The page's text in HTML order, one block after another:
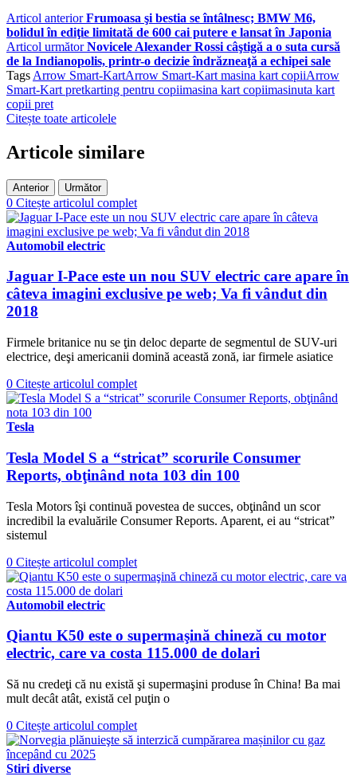
Articol anterior Frumoasa şi bestia se întâlnesc; BMW M6,
bolidul în ediţie limitată de 600 cai putere e lansat în Japonia
Articol următor Novicele Alexander Rossi câştigă a o suta cursă
de la Indianopolis, printr-o decizie îndrăzneaţă a echipei sale
Tags Arrow Smart-KartArrow Smart-Kart masina kart copiiArrow
Smart-Kart pretkarting pentru copiimasina kart copiimasinuta kart
copii pret
Citește toate articolele
Articole similare
Anterior Următor
0 Citește articolul complet
Automobil electric
Jaguar I-Pace este un nou SUV electric care apare în
câteva imagini exclusive pe web; Va fi vândut din
2018
Firmele britanice nu se ţin deloc departe de segmentul de SUV-uri
electrice, deşi americanii domină această zonă, iar firmele asiatice
0 Citește articolul complet
Tesla
Tesla Model S a “stricat” scorurile Consumer
Reports, obţinând nota 103 din 100
Tesla Motors îşi continuă povestea de succes, obţinând un scor
incredibil la evaluările Consumer Reports. Aparent, ei au “stricat”
sistemul
0 Citește articolul complet
Automobil electric
Qiantu K50 este o supermaşină chineză cu motor
electric, care va costa 115.000 de dolari
Să nu credeţi că nu există şi supermaşini produse în China! Ba mai
mult decât atât, există cel puţin o
0 Citește articolul complet
Stiri diverse